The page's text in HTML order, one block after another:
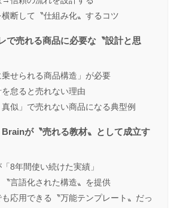
断して〝仕組み化〟するコツ
で売れる商品に必要な〝設計と思
乗せられる商品構造」が必要
怠ると売れない理由
真似」で売れない商品になる典型例
が〝売れる教材〟として成立す
8年間使い続けた実績」
言語化された構造〟を提供
応用できる〝万能テンプレート〟だっ